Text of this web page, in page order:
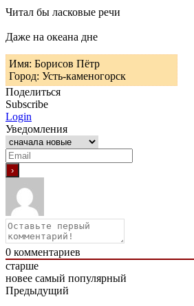
Читал бы ласковые речи
Даже на океана дне
Имя: Борисов Пётр
Город: Усть-каменогорск
Поделиться
Subscribe
Login
Уведомления
0 комментариев
старше
новее самый популярный
Предыдущий